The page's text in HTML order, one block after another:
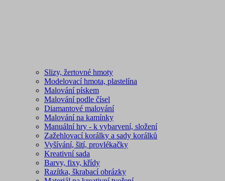
Slizy, žertovné hmoty
Modelovací hmota, plastelína
Malování pískem
Malování podle čísel
Diamantové malování
Malování na kamínky
Manuální hry - k vybarvení, složení
Zažehlovací korálky a sady korálků
Vyšívání, šití, provlékačky
Kreativní sada
Barvy, fixy, křídy
Razítka, škrabací obrázky